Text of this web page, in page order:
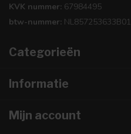
KVK nummer: 67984495
btw-nummer: NL857253633B01
Categorieën
Informatie
Mijn account